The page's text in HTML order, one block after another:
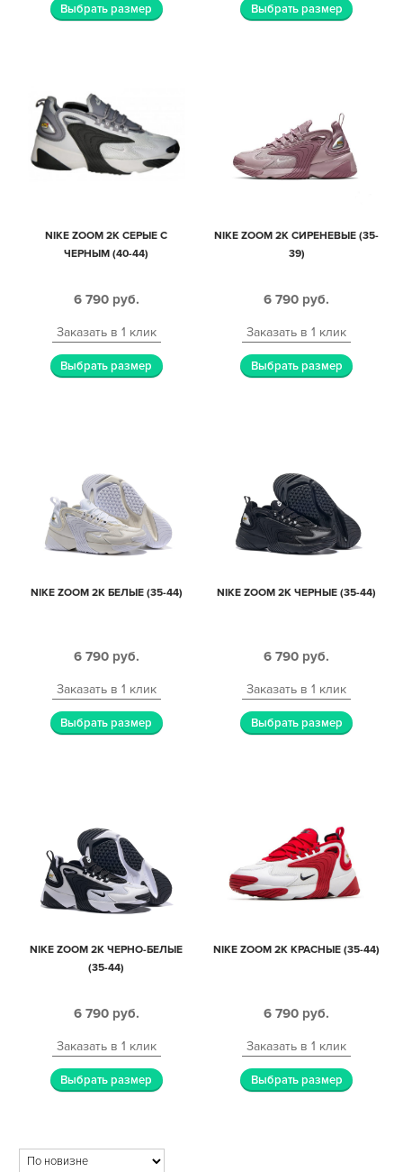
Выбрать размер Выбрать размер
NIKE ZOOM 2K СЕРЫЕ С
ЧЕРНЫМ (40-44)
6 790 руб.
Заказать в 1 клик
Выбрать размер
NIKE ZOOM 2K СИРЕНЕВЫЕ (35-
39)
6 790 руб.
Заказать в 1 клик
Выбрать размер
NIKE ZOOM 2K БЕЛЫЕ (35-44)
6 790 руб.
Заказать в 1 клик
Выбрать размер
NIKE ZOOM 2K ЧЕРНЫЕ (35-44)
6 790 руб.
Заказать в 1 клик
Выбрать размер
NIKE ZOOM 2K ЧЕРНО-БЕЛЫЕ
(35-44)
6 790 руб.
Заказать в 1 клик
Выбрать размер
NIKE ZOOM 2K КРАСНЫЕ (35-44)
6 790 руб.
Заказать в 1 клик
Выбрать размер